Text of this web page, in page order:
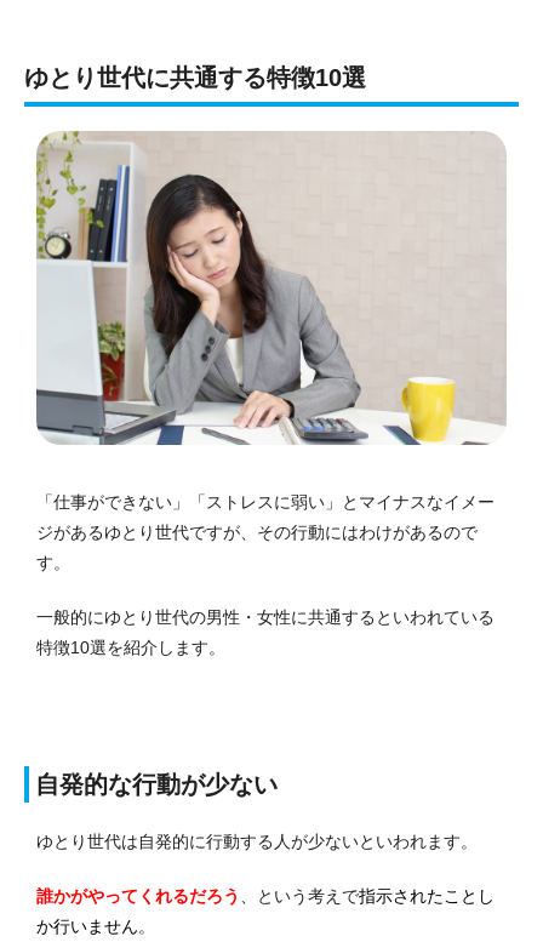
ゆとり世代に共通する特徴10選
「仕事ができない」「ストレスに弱い」とマイナスなイメー
ジがあるゆとり世代ですが、その行動にはわけがあるので
す。
一般的にゆとり世代の男性・女性に共通するといわれている
特徴10選を紹介します。
自発的な行動が少ない
ゆとり世代は自発的に行動する人が少ないといわれます。
誰かがやってくれるだろう 、という考えで指示されたことし
か行いません。